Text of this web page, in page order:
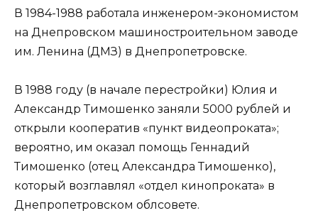
В 1984-1988 работала инженером-экономистом
на Днепровском машиностроительном заводе
им. Ленина (ДМЗ) в Днепропетровске.
В 1988 году (в начале перестройки) Юлия и
Александр Тимошенко заняли 5000 рублей и
открыли кооператив «пункт видеопроката»;
вероятно, им оказал помощь Геннадий
Тимошенко (отец Александра Тимошенко),
который возглавлял «отдел кинопроката» в
Днепропетровском облсовете.